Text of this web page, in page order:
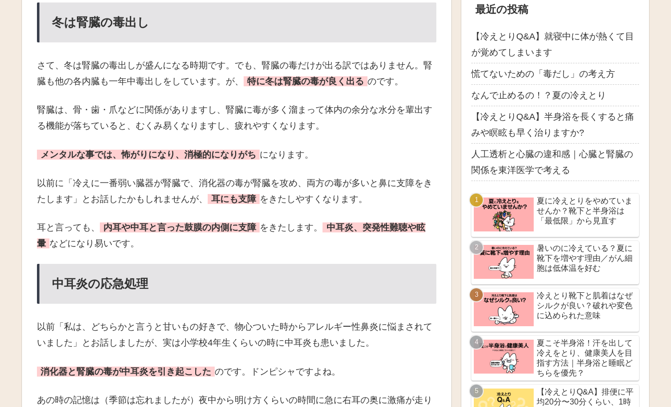
冬は腎臓の毒出し
さて、冬は腎臓の毒出しが盛んになる時期です。でも、腎臓の毒だけが出る訳ではありません。腎
臓も他の各内臓も一年中毒出しをしています。が、
特に冬は腎臓の毒が良く出る のです。
腎臓は、骨・歯・爪などに関係がありますし、腎臓に毒が多く溜まって体内の余分な水分を輩出す
る機能が落ちていると、むくみ易くなりますし、疲れやすくなります。
メンタルな事では、怖がりになり、消極的になりがち になります。
以前に「冷えに一番弱い臓器が腎臓で、消化器の毒が腎臓を攻め、両方の毒が多いと鼻に支障をき
たします」とお話したかもしれませんが、
耳にも支障 をきたしやすくなります。
耳と言っても、 内耳や中耳と言った鼓膜の内側に支障 をきたします。
中耳炎、突発性難聴や眩
暈 などになり易いです。
中耳炎の応急処理
以前「私は、どちらかと言うと甘いもの好きで、物心ついた時からアレルギー性鼻炎に悩まされて
いました」とお話しましたが、実は小学校4年生くらいの時に中耳炎も患いました。
消化器と腎臓の毒が中耳炎を引き起こした のです。ドンピシャですよね。
あの時の記憶は（季節は忘れましたが）夜中から明け方くらいの時間に急に右耳の奥に激痛が走り
最近の投稿
【冷えとりQ&A】就寝中に体が熱くて目
が覚めてしまいます
慌てないための「毒だし」の考え方
なんで止めるの！？夏の冷えとり
【冷えとりQ&A】半身浴を長くすると痛
みや瞑眩も早く治りますか?
人工透析と心臓の違和感｜心臓と腎臓の
関係を東洋医学で考える
夏に冷えとりをやめていま
せんか？靴下と半身浴は
「最低限」から見直す
暑いのに冷えている？夏に
靴下を増やす理由／がん細
胞は低体温を好む
冷えとり靴下と肌着はなぜ
シルクが良い？破れや変色
に込められた意味
夏こそ半身浴！汗を出して
冷えをとり、健康美人を目
指す方法｜半身浴と睡眠ど
ちらを優先？
【冷えとりQ&A】排便に平
均20分〜30分くらい、1時